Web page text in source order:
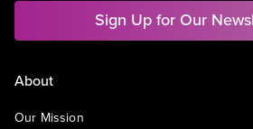
Sign Up for Our
About
Our Mission